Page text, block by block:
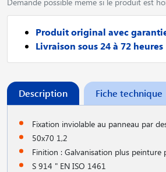
Produit original avec
Livraison sous 24 à 72 heures
Description Fiche technique
Fixation inviolable au panneau par
50x70 1,2
Finition : Galvanisation plus peinture
S 914 " EN ISO 1461